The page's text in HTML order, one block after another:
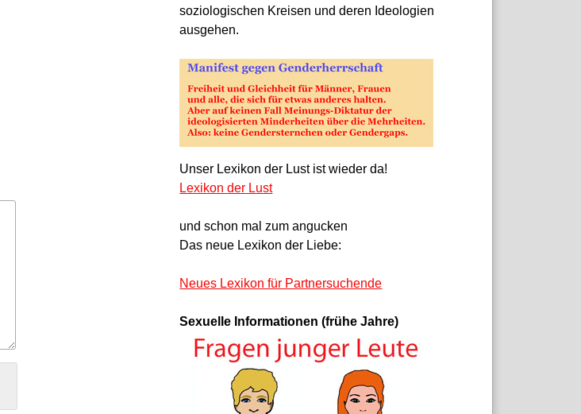
soziologischen Kreisen und deren Ideologien
ausgehen.
Unser Lexikon der Lust ist wieder da!
Lexikon der Lust
und schon mal zum angucken
Das neue Lexikon der Liebe:
Neues Lexikon für Partnersuchende
Sexuelle Informationen (frühe Jahre)